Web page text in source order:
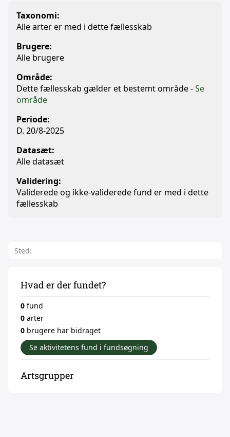
Taxonomi:
Alle arter er med i dette fællesskab
Brugere:
Alle brugere
Område:
Dette fællesskab gælder et bestemt område -Se
område
Periode:
D. 20/8-2025
Datasæt:
Alle datasæt
Validering:
Validerede og ikke-validerede fund er med i dette
fællesskab
Sted:
Hvad er der fundet?
0 fund
0 arter
0 brugere har bidraget
Se aktivitetens fund i fundsøgning
Artsgrupper